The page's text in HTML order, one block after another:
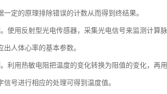
一定的原理排除错误的计数从而得到终结果。
使用反射型光电传感器，采集光电信号来监测计算
出人体心率的基本参数。
利用热敏电阻把温度的变化转换为阻值的变化，再
信号进行相应的处理可得到温度值。